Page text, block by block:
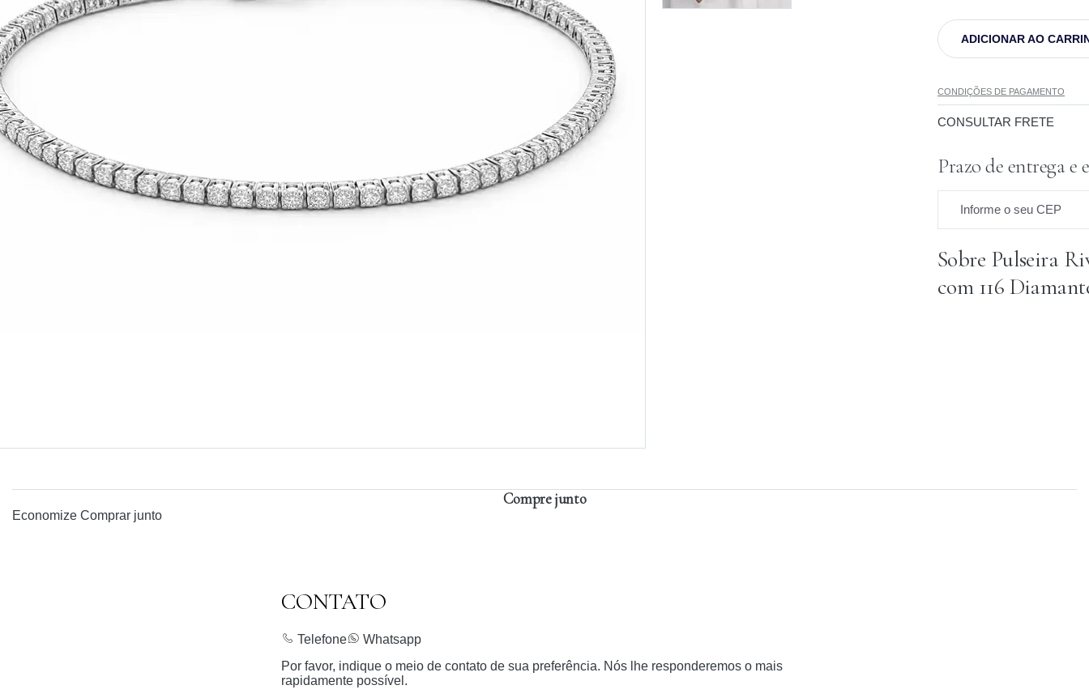
ADICIONAR AO
CONDIÇÕES DE PAGAMENTO
CONSULTAR FRETE
Prazo de entrega e
Informe o seu CEP
Prazo para o CEP
Sobre Pulseira
com 116
Compre junto
Economize Comprar junto
CONTATO
Telefone
Whatsapp
Por favor, indique o meio de contato de sua preferência. Nós lhe responderemos o mais
rapidamente possível.